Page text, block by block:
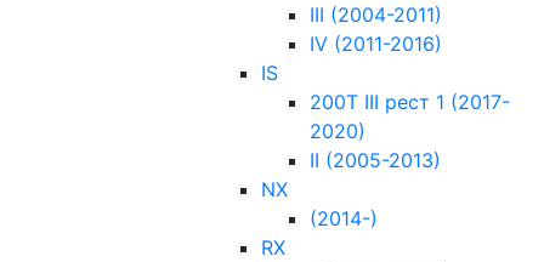
III (2004-2011)
IV (2011-2016)
IS
200T III рест 1 (2017-
2020)
II (2005-2013)
NX
(2014-)
RX